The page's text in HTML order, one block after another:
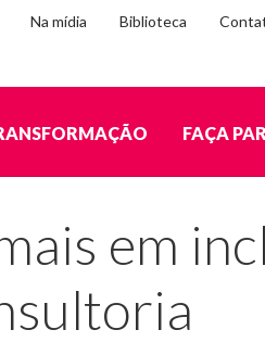
Na mídia Biblioteca
FAÇA
em